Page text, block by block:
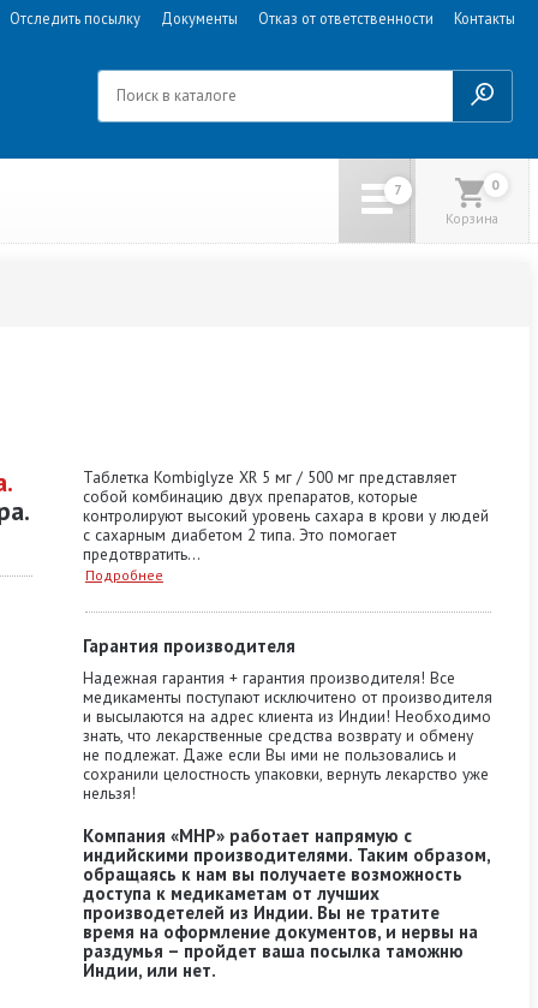
Отследить посылку Документы Отказ от ответственности Контакты
0
Корзина
Таблетка Kombiglyze XR 5 мг / 500 мг представляет
собой комбинацию двух препаратов, которые
контролируют высокий уровень сахара в крови у людей
с сахарным диабетом 2 типа. Это помогает
предотвратить...
Подробнее
Гарантия производителя
Надежная гарантия + гарантия производителя! Все
медикаменты поступают исключитено от производителя
и высылаются на адрес клиента из Индии! Необходимо
знать, что лекарственные средства возврату и обмену
не подлежат. Даже если Вы ими не пользовались и
сохранили целостность упаковки, вернуть лекарство уже
нельзя!
Компания «MHP» работает напрямую с
индийскими производителями. Таким образом,
обращаясь к нам вы получаете возможность
доступа к медикаметам от лучших
производетелей из Индии. Вы не тратите
время на оформление документов, и нервы на
раздумья – пройдет ваша посылка таможню
Индии, или нет.